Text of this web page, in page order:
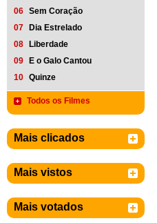
06 Sem Coração
07
Dia Estrelado
08
Liberdade
09
E o Galo Cantou
10 Quinze
Todos os Filmes
Mais clicados
Mais vistos
Mais votados